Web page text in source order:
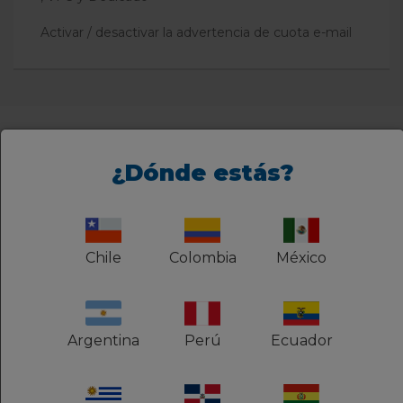
Activar / desactivar la advertencia de cuota e-mail
necesitas?
¿Ya eres cliente? Comunicate directamente con
nuestros analistas. Accede a nuestro chat en
línea y recibe las orientaciones técnicas o el
¿Dónde estás?
Chile Colombia México
Argentina Perú Ecuador